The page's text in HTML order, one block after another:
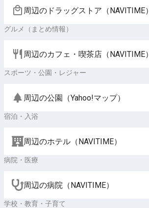
周辺のドラッグストア（NAVITIME）
グルメ（まとめ情報）
周辺のカフェ・喫茶店（NAVITIME）
スポーツ・公園・レジャー
周辺の公園（Yahoo!マップ）
宿泊・入浴
周辺のホテル（NAVITIME）
病院・医療
周辺の病院（NAVITIME）
学校・教育・子育て